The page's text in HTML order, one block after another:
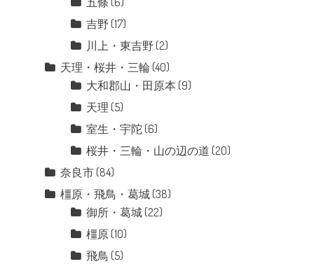
吉野 (17)
川上・東吉野 (2)
天理・桜井・三輪 (40)
大和郡山・田原本 (9)
天理 (5)
室生・宇陀(6)
桜井・三輪・山の辺の道 (20)
奈良市(84)
橿原・飛鳥・葛城(38)
御所・葛城(22)
橿原(10)
飛鳥 (5)